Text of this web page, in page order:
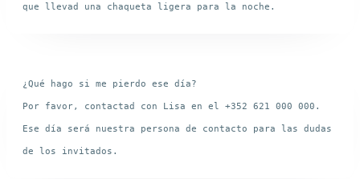
¿Qué hago si me pierdo ese día?
Por favor, contactad con Lisa en el +352 621 000 000.
Ese día será nuestra persona de contacto para las dudas